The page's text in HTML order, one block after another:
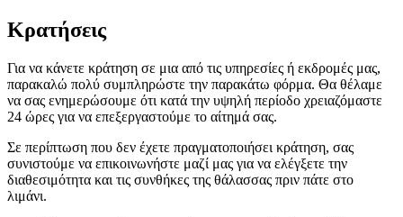
Κρατήσεις
Για να κάνετε κράτηση σε μια από τις υπηρεσίες ή εκδρομές μας,
παρακαλώ πολύ συμπληρώστε την παρακάτω φόρμα. Θα θέλαμε
να σας ενημερώσουμε ότι κατά την υψηλή περίοδο χρειαζόμαστε
24 ώρες για να επεξεργαστούμε το αίτημά σας.
Σε περίπτωση που δεν έχετε πραγματοποιήσει κράτηση, σας
συνιστούμε να επικοινωνήστε μαζί μας για να ελέγξετε την
διαθεσιμότητα και τις συνθήκες της θάλασσας πριν πάτε στο
λιμάνι.